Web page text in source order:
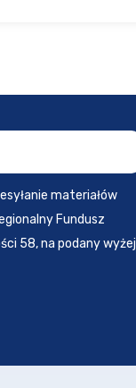
materiałów
Fundusz
58, na podany wyżej